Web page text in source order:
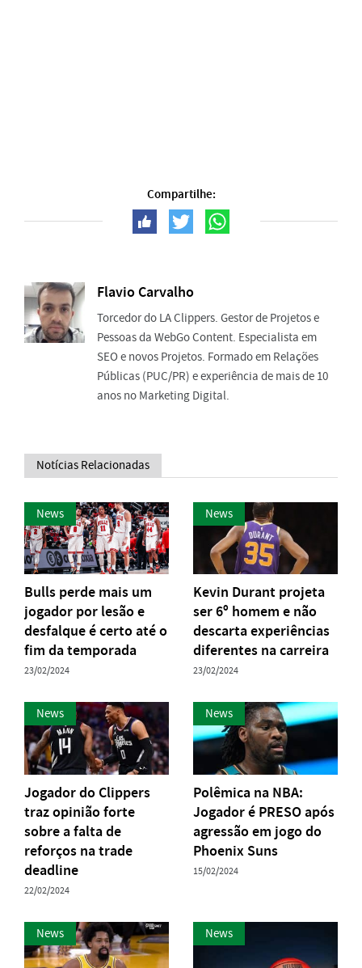
Compartilhe:
Flavio Carvalho
Torcedor do LA Clippers. Gestor de Projetos e
Pessoas da WebGo Content. Especialista em
SEO e novos Projetos. Formado em Relações
Públicas (PUC/PR) e experiência de mais de 10
anos no Marketing Digital.
Notícias Relacionadas
News
Bulls perde mais um
jogador por lesão e
desfalque é certo até o
fim da temporada
23/02/2024
News
Kevin Durant projeta
ser 6º homem e não
descarta experiências
diferentes na carreira
23/02/2024
News
Jogador do Clippers
traz opinião forte
sobre a falta de
reforços na trade
deadline
22/02/2024
News
Polêmica na NBA:
Jogador é PRESO após
agressão em jogo do
Phoenix Suns
15/02/2024
News News